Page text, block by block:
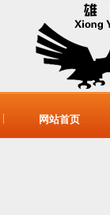
网站首页